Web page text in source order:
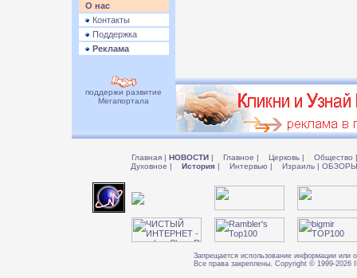
О нас
Контакты
Поддержка
Реклама
поддержи развитие
Мегапортала
Главная | НОВОСТИ | Главное | Церковь | Общество |
Духовное | История | Интервью | Израиль |
Запрещается использование информации или
Все права закреплены. Copyright © 1999-